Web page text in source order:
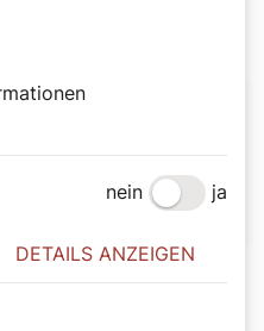
nein ja
DETAILS ANZEIGEN